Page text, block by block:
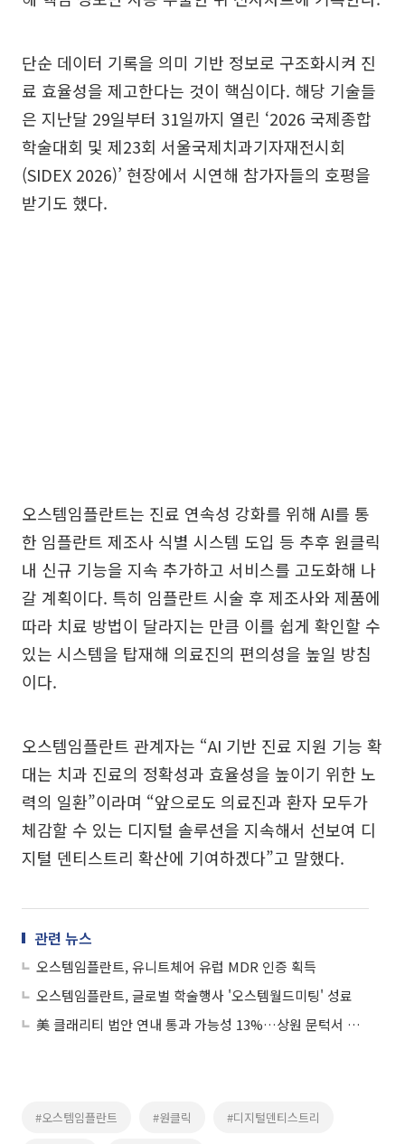
단순 데이터 기록을 의미 기반 정보로 구조화시켜 진
료 효율성을 제고한다는 것이 핵심이다. 해당 기술들
은 지난달 29일부터 31일까지 열린 ‘2026 국제종합
학술대회 및 제23회 서울국제치과기자재전시회
(SIDEX 2026)’ 현장에서 시연해 참가자들의 호평을
받기도 했다.
오스템임플란트는 진료 연속성 강화를 위해 AI를 통
한 임플란트 제조사 식별 시스템 도입 등 추후 원클릭
내 신규 기능을 지속 추가하고 서비스를 고도화해 나
갈 계획이다. 특히 임플란트 시술 후 제조사와 제품에
따라 치료 방법이 달라지는 만큼 이를 쉽게 확인할 수
있는 시스템을 탑재해 의료진의 편의성을 높일 방침
이다.
오스템임플란트 관계자는 “AI 기반 진료 지원 기능 확
대는 치과 진료의 정확성과 효율성을 높이기 위한 노
력의 일환”이라며 “앞으로도 의료진과 환자 모두가
체감할 수 있는 디지털 솔루션을 지속해서 선보여 디
지털 덴티스트리 확산에 기여하겠다”고 말했다.
관련 뉴스
오스템임플란트, 유니트체어 유럽 MDR 인증 획득
오스템임플란트, 글로벌 학술행사 '오스템월드미팅' 성료
美 클래리티 법안 연내 통과 가능성 13%…상원 문턱서 제동
#오스템임플란트 #원클릭 #디지털덴티스트리